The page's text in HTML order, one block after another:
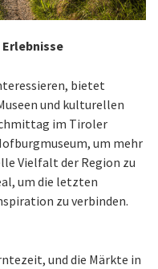
bietet
und kulturellen
im Tiroler
um mehr
Vielfalt der Region zu
um die letzten
zu verbinden.
und die Märkte in